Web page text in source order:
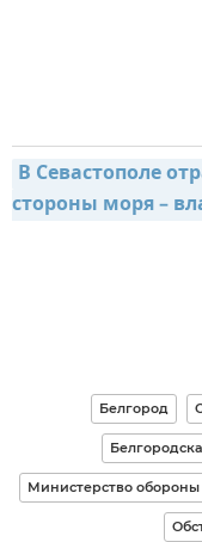
В Севастополе
стороны моря –
Белгород
Министерство